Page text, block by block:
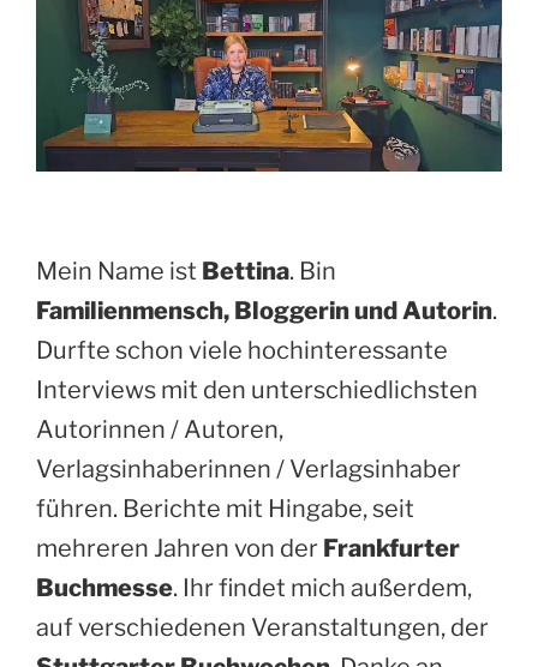
Mein Name ist Bettina. Bin
Familienmensch, Bloggerin und Autorin.
Durfte schon viele hochinteressante
Interviews mit den unterschiedlichsten
Autorinnen / Autoren,
Verlagsinhaberinnen / Verlagsinhaber
führen. Berichte mit Hingabe, seit
mehreren Jahren von der Frankfurter
Buchmesse. Ihr findet mich außerdem,
auf verschiedenen Veranstaltungen, der